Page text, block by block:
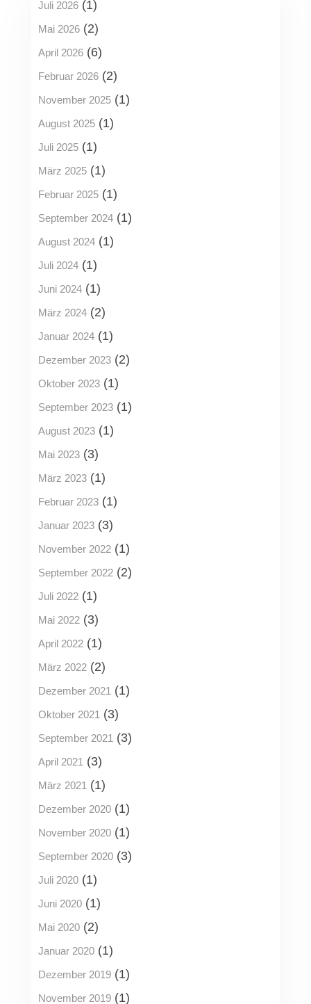
Juli 2026(1)
Mai 2026(2)
April 2026(6)
Februar 2026(2)
November 2025(1)
August 2025(1)
Juli 2025(1)
März 2025(1)
Februar 2025(1)
September 2024(1)
August 2024(1)
Juli 2024(1)
Juni 2024(1)
März 2024(2)
Januar 2024(1)
Dezember 2023(2)
Oktober 2023(1)
September 2023(1)
August 2023(1)
Mai 2023(3)
März 2023(1)
Februar 2023(1)
Januar 2023(3)
November 2022(1)
September 2022(2)
Juli 2022(1)
Mai 2022(3)
April 2022(1)
März 2022(2)
Dezember 2021(1)
Oktober 2021(3)
September 2021(3)
April 2021(3)
März 2021(1)
Dezember 2020(1)
November 2020(1)
September 2020(3)
Juli 2020(1)
Juni 2020(1)
Mai 2020(2)
Januar 2020(1)
Dezember 2019(1)
November 2019(1)